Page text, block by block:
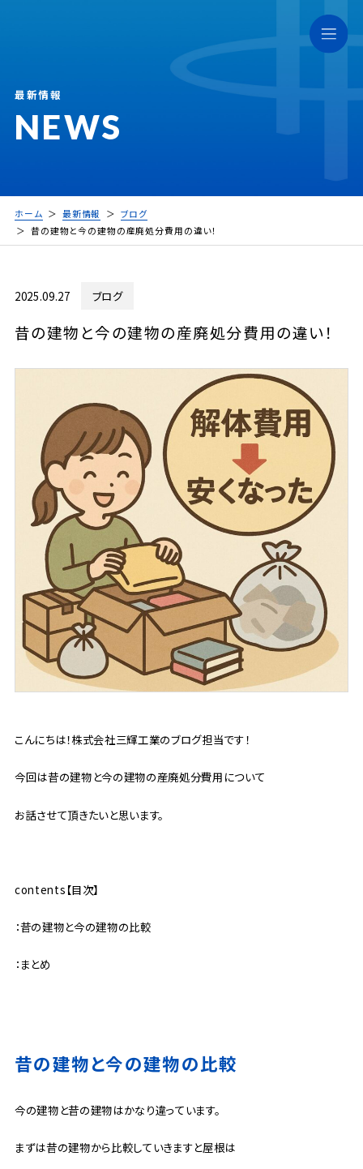
NEWS
最新情報
ホーム 最新情報
ブログ
昔の建物と今の建物の産廃処分費用の違い！
2025.09.27 ブログ
昔の建物と今の建物の産廃処分費用の違い！
こんにちは！株式会社三輝工業のブログ担当です！
今回は昔の建物と今の建物の産廃処分費用について
お話させて頂きたいと思います。
contents【目次】
：昔の建物と今の建物の比較
：まとめ
昔の建物と今の建物の比較
今の建物と昔の建物はかなり違っています。
まずは昔の建物から比較していきますと屋根は